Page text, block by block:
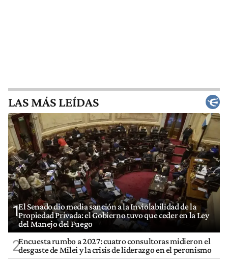
LAS MÁS LEÍDAS
1El Senado dio media sanción a la Inviolabilidad de la
Propiedad Privada: el Gobierno tuvo que ceder en la Ley
del Manejo del Fuego
2Encuesta rumbo a 2027: cuatro consultoras midieron el
desgaste de Milei y la crisis de liderazgo en el peronismo